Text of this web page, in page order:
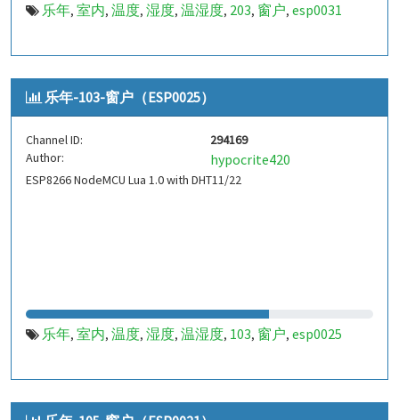
乐年, 室内, 温度, 湿度, 温湿度, 203, 窗户, esp0031
乐年-103-窗户（ESP0025）
Channel ID:
294169
Author:
hypocrite420
ESP8266 NodeMCU Lua 1.0 with DHT11/22
乐年, 室内, 温度, 湿度, 温湿度, 103, 窗户, esp0025